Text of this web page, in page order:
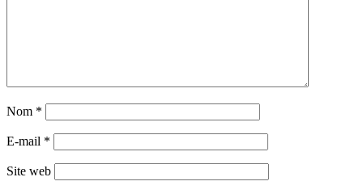
Nom *
E-mail *
Site web